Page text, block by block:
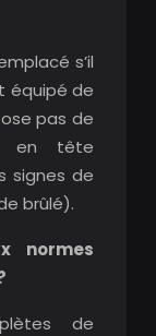
s’il
équipé de
pas de
en tête
signes de
brûlé).
normes
de